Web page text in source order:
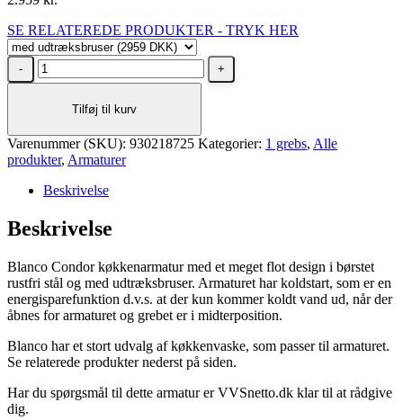
SE RELATEREDE PRODUKTER - TRYK HER
BLANCO
CANDOR-
køkkenarmatur
med
antal
Tilføj til kurv
Varenummer (SKU): 930218725 Kategorier: 1 grebs, Alle
produkter, Armaturer
Beskrivelse
Beskrivelse
Blanco Condor køkkenarmatur med et meget flot design i børstet
rustfri stål og med udtræksbruser. Armaturet har koldstart, som er en
energisparefunktion d.v.s. at der kun kommer koldt vand ud, når der
åbnes for armaturet og grebet er i midterposition.
Blanco har et stort udvalg af køkkenvaske, som passer til armaturet.
Se relaterede produkter nederst på siden.
Har du spørgsmål til dette armatur er VVSnetto.dk klar til at rådgive
dig.